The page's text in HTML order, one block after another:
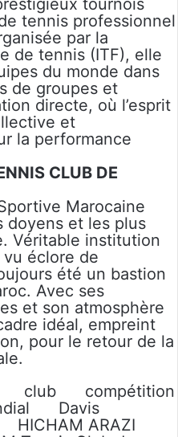
tournois
tennis professionnel
par la
de tennis (ITF), elle
du monde dans
de groupes et
directe, où l’esprit
et
la performance
CLUB DE
Marocaine
doyens et les plus
Véritable institution
éclore de
été un bastion
Avec ses
et son atmosphère
idéal, empreint
pour le retour de la
club
compétition
Davis
HICHAM ARAZI